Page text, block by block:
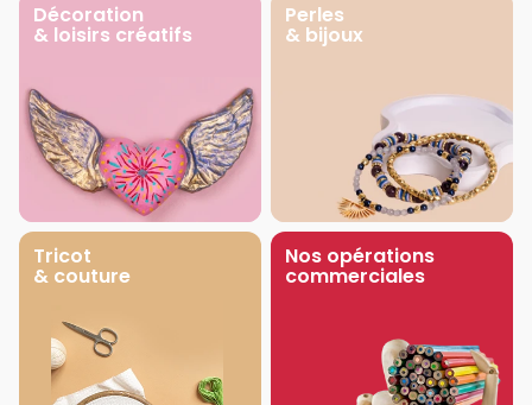
Décoration
& loisirs créatifs
Perles
& bijoux
Tricot
& couture
Nos opérations
commerciales